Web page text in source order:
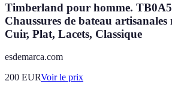
Timberland pour homme.
Chaussures de bateau
Cuir, Plat, Lacets, Classique
esdemarca.com
200 EURVoir le prix